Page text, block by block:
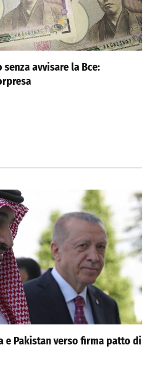
senza avvisare la Bce:
e Pakistan verso firma patto di